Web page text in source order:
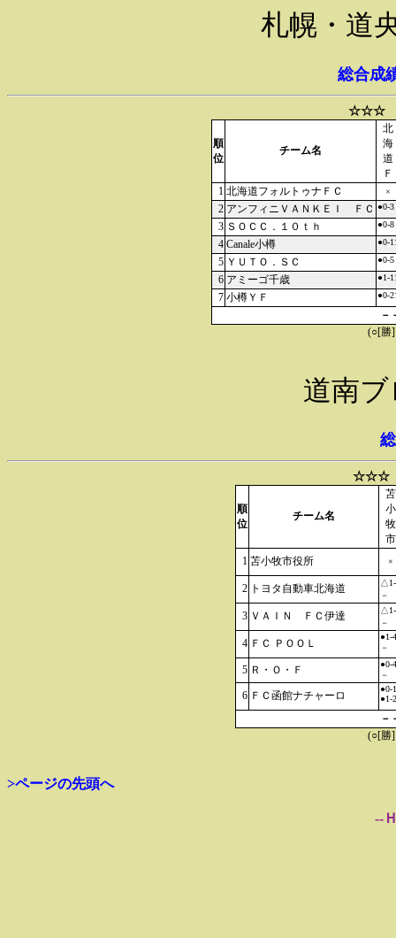
札幌・道
総合成
☆☆☆
順
位
チーム名
北
海
道
Ｆ
1 北海道フォルトゥナＦＣ ×
2 アンフィニＶＡＮＫＥＩ ＦＣ ●0-3
3 ＳＯＣＣ．１０ｔｈ ●0-8
4 Canale小樽 ●0-
5 ＹＵＴＯ．ＳＣ ●0-5
6 アミーゴ千歳 ●1-
7 小樽ＹＦ ●0-
－
(○[勝
道南
☆☆☆
順
位
チーム名
苫
小
牧
市
1 苫小牧市役所 ×
2 トヨタ自動車北海道
△1-
－
3 ＶＡＩＮ ＦＣ伊達
△1-
－
4 ＦＣ ＰＯＯＬ
●1-4
－
5 Ｒ・Ｏ・Ｆ
●0-4
－
6 ＦＣ函館ナチャーロ
●0-1
●1-2
－
(○[勝
>ページの先頭へ
--